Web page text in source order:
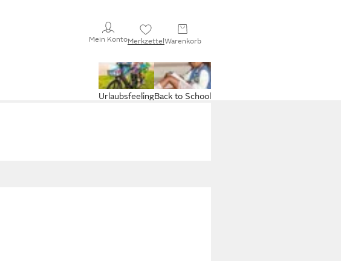
Mein KontoMerkzettelWarenkorb
Back to School
Urlaubsfeeling